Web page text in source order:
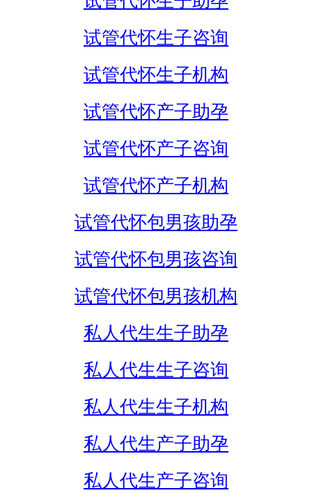
试管代怀生子咨询
试管代怀生子机构
试管代怀产子助孕
试管代怀产子咨询
试管代怀产子机构
试管代怀包男孩助孕
试管代怀包男孩咨询
试管代怀包男孩机构
私人代生生子助孕
私人代生生子咨询
私人代生生子机构
私人代生产子助孕
私人代生产子咨询